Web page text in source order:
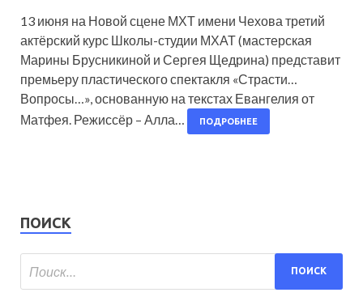
13 июня на Новой сцене МХТ имени Чехова третий
актёрский курс Школы-студии МХАТ (мастерская
Марины Брусникиной и Сергея Щедрина) представит
премьеру пластического спектакля «Страсти…
Вопросы…», основанную на текстах Евангелия от
Матфея. Режиссёр – Алла…
ПОДРОБНЕЕ
ПОИСК